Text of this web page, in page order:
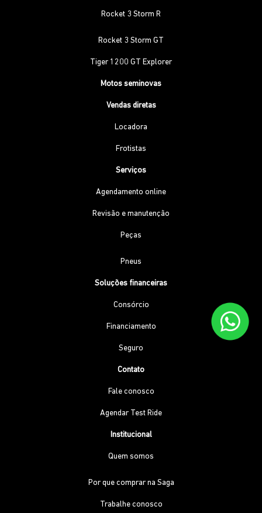
Rocket 3 Storm R
Rocket 3 Storm GT
Tiger 1200 GT Explorer
Motos seminovas
Vendas diretas
Locadora
Frotistas
Serviços
Agendamento online
Revisão e manutenção
Peças
Pneus
Soluções financeiras
Consórcio
Financiamento
Seguro
Contato
Fale conosco
Agendar Test Ride
Institucional
Quem somos
Por que comprar na Saga
Trabalhe conosco